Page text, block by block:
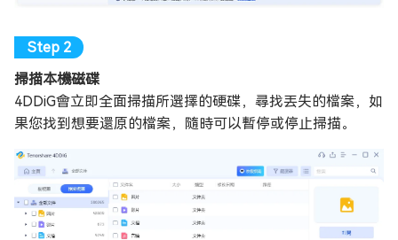
掃描本機磁碟
4DDiG會立即全面掃描所選擇的硬碟，尋找丟失的檔案，如
果您找到想要還原的檔案，隨時可以暫停或停止掃描。